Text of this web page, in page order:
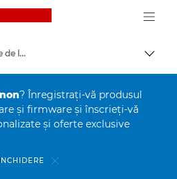
Canon Logo, back to
Asistenţă pentru produse de larg consum
? Înregistraţi-vă produsul
şi firmware şi înscrieţi-vă
şi oferte exclusive